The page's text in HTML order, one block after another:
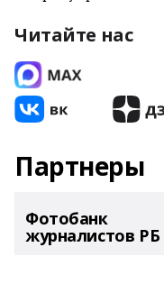
Читайте нас
Партнеры
Фотобанк
журналистов РБ